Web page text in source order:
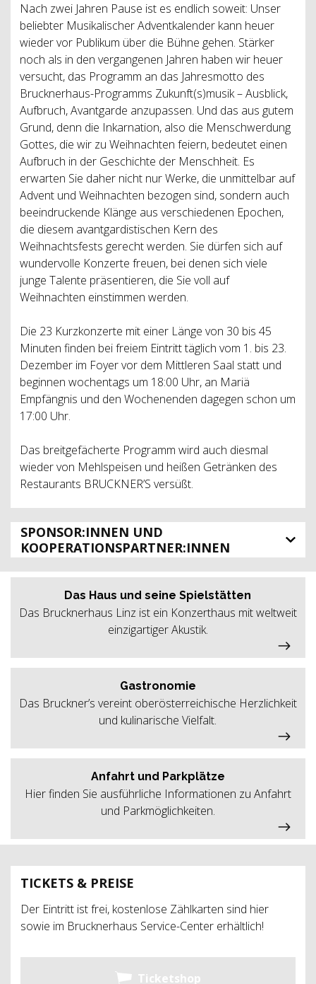
Nach zwei Jahren Pause ist es endlich soweit: Unser
beliebter Musikalischer Adventkalender kann heuer
wieder vor Publikum über die Bühne gehen. Stärker
noch als in den vergangenen Jahren haben wir heuer
versucht, das Programm an das Jahresmotto des
Brucknerhaus-Programms Zukunft(s)musik – Ausblick,
Aufbruch, Avantgarde anzupassen. Und das aus gutem
Grund, denn die Inkarnation, also die Menschwerdung
Gottes, die wir zu Weihnachten feiern, bedeutet einen
Aufbruch in der Geschichte der Menschheit. Es
erwarten Sie daher nicht nur Werke, die unmittelbar auf
Advent und Weihnachten bezogen sind, sondern auch
beeindruckende Klänge aus verschiedenen Epochen,
die diesem avantgardistischen Kern des
Weihnachtsfests gerecht werden. Sie dürfen sich auf
wundervolle Konzerte freuen, bei denen sich viele
junge Talente präsentieren, die Sie voll auf
Weihnachten einstimmen werden.
Die 23 Kurzkonzerte mit einer Länge von 30 bis 45
Minuten finden bei freiem Eintritt täglich vom 1. bis 23.
Dezember im Foyer vor dem Mittleren Saal statt und
beginnen wochentags um 18:00 Uhr, an Mariä
Empfängnis und den Wochenenden dagegen schon um
17:00 Uhr.
Das breitgefächerte Programm wird auch diesmal
wieder von Mehlspeisen und heißen Getränken des
Restaurants BRUCKNER’S versüßt.
SPONSOR:INNEN UND
KOOPERATIONSPARTNER:INNEN
TICKETS & PREISE
Der Eintritt ist frei, kostenlose Zählkarten sind hier
sowie im Brucknerhaus Service-Center erhältlich!
Ticketshop
Das Haus und seine Spielstätten
Das Brucknerhaus Linz ist ein Konzerthaus mit weltweit
einzigartiger Akustik.
Gastronomie
Das Bruckner’s vereint oberösterreichische Herzlichkeit
und kulinarische Vielfalt.
Anfahrt und Parkplätze
Hier finden Sie ausführliche Informationen zu Anfahrt
und Parkmöglichkeiten.